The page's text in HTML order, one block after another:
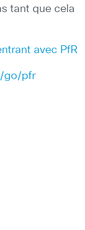
tant que cela
avec PfR
go/pfr